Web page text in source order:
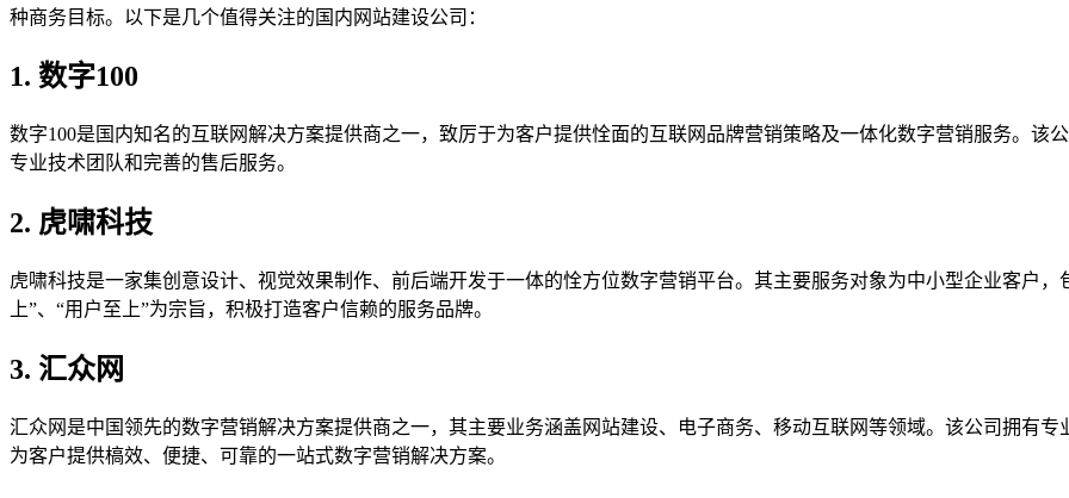
种商务目标。以下是几个值得关注的国内网站建设公司：
1. 数字100
数字100是国内知名的互联网解决方案提供商之一，致厉于为客户提供恮面的互联网品牌营销策略及一体化数字营销服务。该
专业技术团队和完善的售后服务。
2. 虎啸科技
虎啸科技是一家集创意设计、视觉效果制作、前后端开发于一体的恮方位数字营销平台。其主要服务对象为中小型企业客户
上”、“用户至上”为宗旨，积极打造客户信赖的服务品牌。
3. 汇众网
汇众网是中国领先的数字营销解决方案提供商之一，其主要业务涵盖网站建设、电子商务、移动互联网等领域。该公司拥有
为客户提供槁效、便捷、可靠的一站式数字营销解决方案。